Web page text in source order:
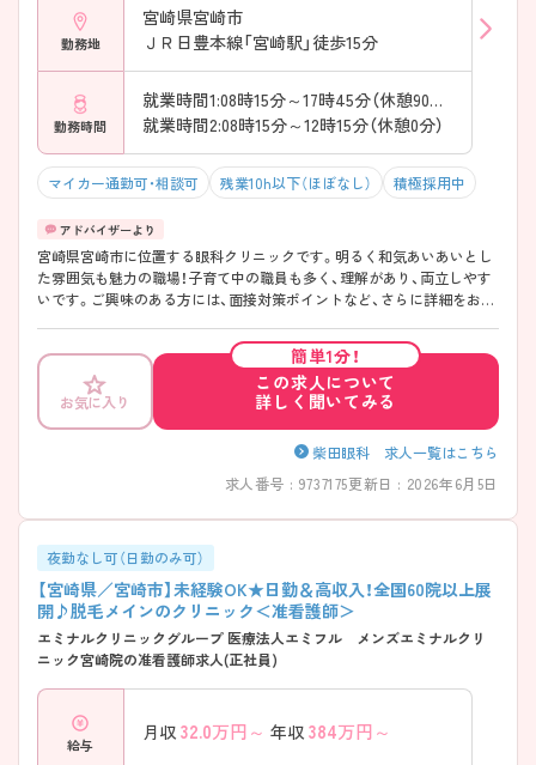
勤務地
宮崎県宮崎市
ＪＲ日豊本線「宮崎駅」徒歩15分
勤務時間
就業時間1:08時15分～17時45分（休憩90分）
就業時間2:08時15分～12時15分（休憩0分）
マイカー通勤可・相談可 残業10h以下（ほぼなし） 積極採用中
宮崎県宮崎市に位置する眼科クリニックです。明るく和気あいあいとし
た雰囲気も魅力の職場！子育て中の職員も多く、理解があり、両立しやす
いです。ご興味のある方には、面接対策ポイントなど、さらに詳細をお話
お気に入り
簡単1分！
この求人について
詳しく聞いてみる
柴田眼科 求人一覧はこちら
求人番号 : 9737175更新日 : 2026年6月5日
夜勤なし可（日勤のみ可）
【宮崎県／宮崎市】未経験OK★日勤＆高収入！全国60院以上展
開♪脱毛メインのクリニック＜准看護師＞
エミナルクリニックグループ 医療法人エミフル メンズエミナルクリ
ニック宮崎院の准看護師求人(正社員)
給与
月収 32.0万円～ 年収 384万円～